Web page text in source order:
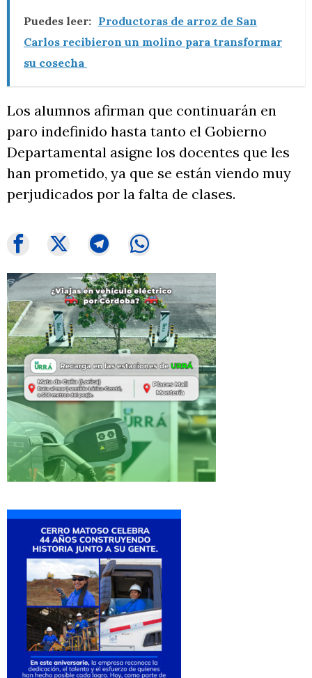
Puedes leer: Productoras de arroz de San
Carlos recibieron un molino para transformar
su cosecha
Los alumnos afirman que continuarán en
paro indefinido hasta tanto el Gobierno
Departamental asigne los docentes que les
han prometido, ya que se están viendo muy
perjudicados por la falta de clases.